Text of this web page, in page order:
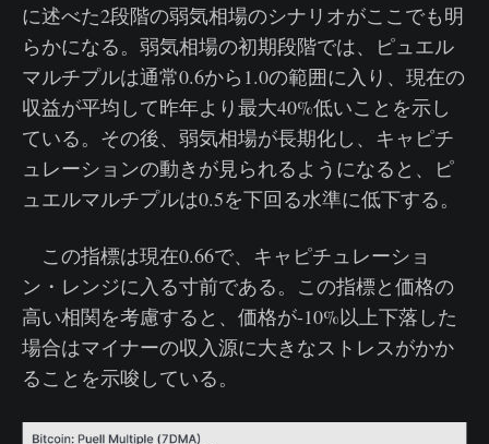
に述べた2段階の弱気相場のシナリオがここでも明
らかになる。弱気相場の初期段階では、ピュエル
マルチプルは通常0.6から1.0の範囲に入り、現在の
収益が平均して昨年より最大40%低いことを示し
ている。その後、弱気相場が長期化し、キャピチ
ュレーションの動きが見られるようになると、ピ
ュエルマルチプルは0.5を下回る水準に低下する。
この指標は現在0.66で、キャピチュレーショ
ン・レンジに入る寸前である。この指標と価格の
高い相関を考慮すると、価格が-10%以上下落した
場合はマイナーの収入源に大きなストレスがかか
ることを示唆している。